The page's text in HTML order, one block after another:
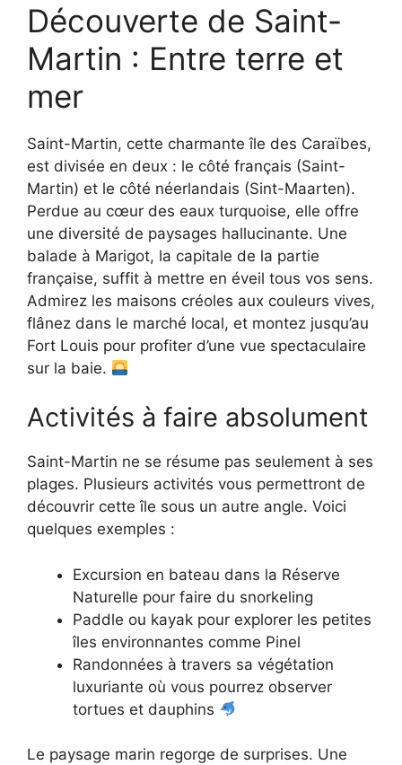
Découverte de Saint-
Martin : Entre terre et
mer
Saint-Martin, cette charmante île des Caraïbes,
est divisée en deux : le côté français (Saint-
Martin) et le côté néerlandais (Sint-Maarten).
Perdue au cœur des eaux turquoise, elle offre
une diversité de paysages hallucinante. Une
balade à Marigot, la capitale de la partie
française, suffit à mettre en éveil tous vos sens.
Admirez les maisons créoles aux couleurs vives,
flânez dans le marché local, et montez jusqu’au
Fort Louis pour profiter d’une vue spectaculaire
sur la baie.
Activités à faire absolument
Saint-Martin ne se résume pas seulement à ses
plages. Plusieurs activités vous permettront de
découvrir cette île sous un autre angle. Voici
quelques exemples :
Excursion en bateau dans la Réserve
Naturelle pour faire du snorkeling
Paddle ou kayak pour explorer les petites
îles environnantes comme Pinel
Randonnées à travers sa végétation
luxuriante où vous pourrez observer
tortues et dauphins
Le paysage marin regorge de surprises. Une